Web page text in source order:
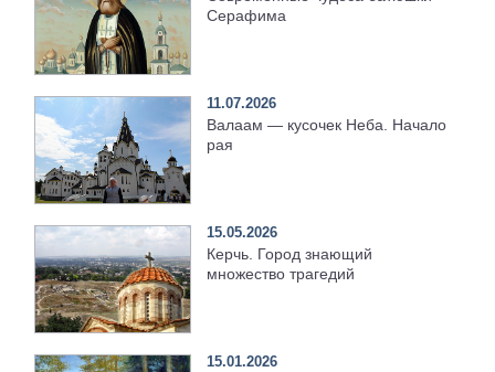
Серафима
11.07.2026
Валаам — кусочек Неба. Начало
рая
15.05.2026
Керчь. Город знающий
множество трагедий
15.01.2026